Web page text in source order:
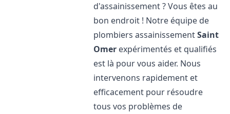
d'assainissement ? Vous êtes au
bon endroit ! Notre équipe de
plombiers assainissementSaint
Omer expérimentés et qualifiés
est là pour vous aider. Nous
intervenons rapidement et
efficacement pour résoudre
tous vos problèmes de